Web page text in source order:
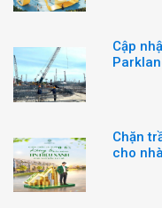
Cập
Chặn
cho